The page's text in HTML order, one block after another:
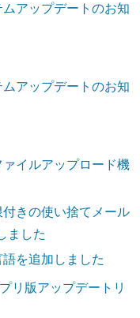
ムアップデートのお知
ムアップデートのお知
ァイルアップロード機
付きの使い捨てメール
ました
を追加しました
リ版アップデートリ